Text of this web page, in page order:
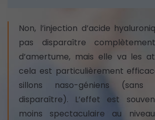
Non, l’injection d’acide
pas disparaître
d’amertume, mais elle va les
cela est particulièrement
sillons naso-géniens
disparaître). L’effet est
moins spectaculaire au